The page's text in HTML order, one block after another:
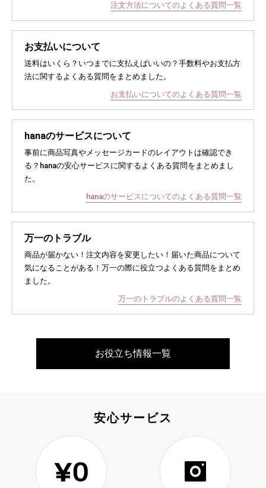
注文方法についてのよくある質問一覧
お支払いについて
送料はいくら？いつまでに支払えばいいの？手数料やお支払方
法に関するよくある質問をまとめました。
お支払いについてのよくある質問一覧
hanaのサービスについて
事前に商品写真やメッセージカードのレイアウトは確認でき
る？hanaの安心サービスに関するよくある質問をまとめまし
た。
hanaのサービスについてのよくある質問一覧
万一のトラブル
商品が届かない！注文内容を変更したい！届いた商品について
気になることがある！万一の際に役立つよくある質問をまとめ
ました。
万一のトラブルのよくある質問一覧
お役立ち情報一覧
安心サービス